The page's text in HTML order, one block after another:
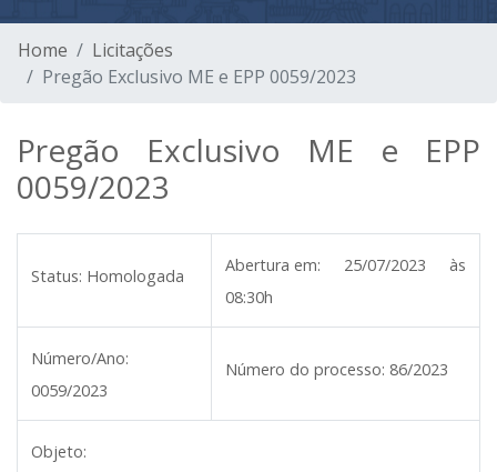
Home
Licitações
Pregão Exclusivo ME e EPP 0059/2023
Pregão Exclusivo ME e EPP
0059/2023
Status: Homologada
Abertura em:
25/07/2023 às
08:30h
Número/Ano:
0059/2023
Número do processo: 86/2023
Objeto: